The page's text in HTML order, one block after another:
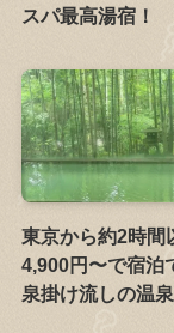
スパ最高湯宿！
東京から約2時間
4,900円〜で宿泊
泉掛け流しの温